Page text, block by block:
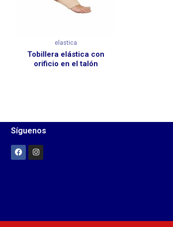
elastica
Tobillera elástica con
orificio en el talón
Síguenos